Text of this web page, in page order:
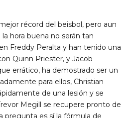
récord del beisbol, pero aun
hora buena no serán tan
Freddy Peralta y han tenido una
Quinn Priester, y Jacob
errático, ha demostrado ser un
para ellos, Christian
de una lesión y se
Megill se recupere pronto de
pregunta es sí la fórmula de